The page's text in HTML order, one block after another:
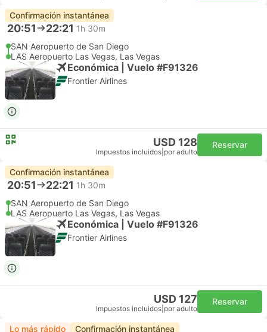
Confirmación instantánea
20:51 22:21 1h 30m
SAN Aeropuerto de San Diego
LAS Aeropuerto Las Vegas, Las Vegas
Económica | Vuelo #F91326
Frontier Airlines
USD 128
Impuestos incluidos por adulto
Reservar
Confirmación instantánea
20:51 22:21 1h 30m
SAN Aeropuerto de San Diego
LAS Aeropuerto Las Vegas, Las Vegas
Económica | Vuelo #F91326
Frontier Airlines
USD 127
Impuestos incluidos por adulto
Reservar
Lo más rápido Confirmación instantánea